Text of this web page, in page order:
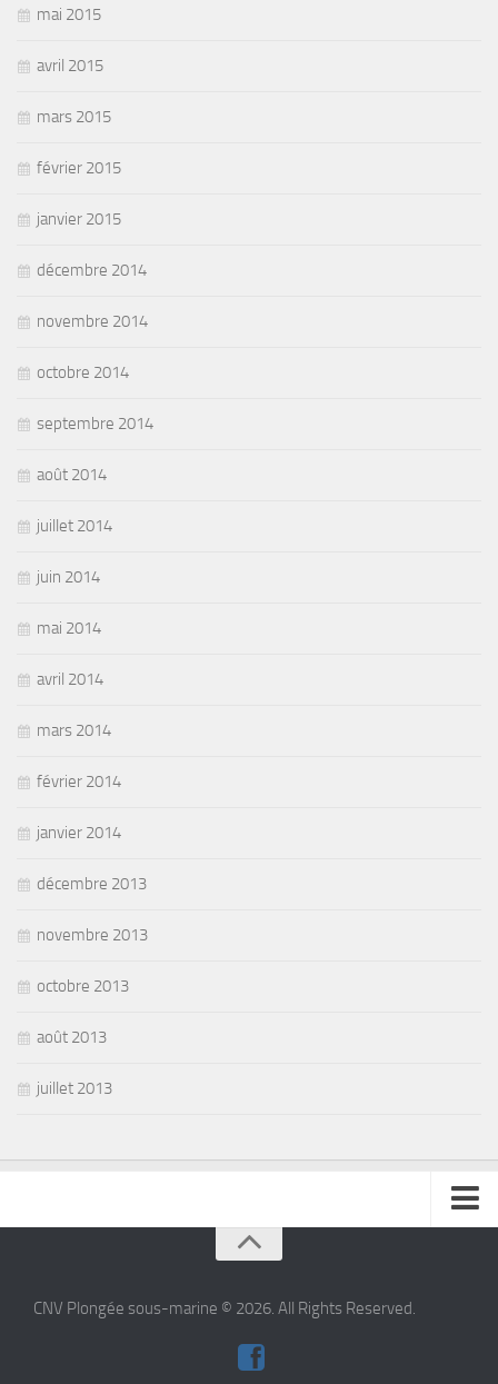
mai 2015
avril 2015
mars 2015
février 2015
janvier 2015
décembre 2014
novembre 2014
octobre 2014
septembre 2014
août 2014
juillet 2014
juin 2014
mai 2014
avril 2014
mars 2014
février 2014
janvier 2014
décembre 2013
novembre 2013
octobre 2013
août 2013
juillet 2013
CNV Plongée sous-marine © 2026. All Rights Reserved.